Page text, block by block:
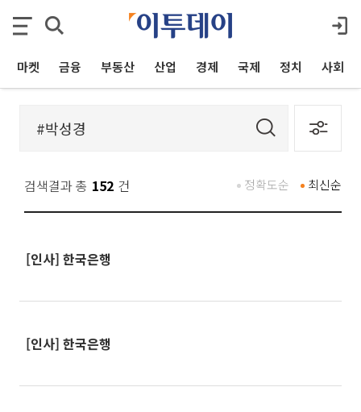
마켓 금융 부동산 산업 경제 국제 정치 사회
검색결과 총 152 건 최신순
정확도순
[인사] 한국은행
[인사] 한국은행